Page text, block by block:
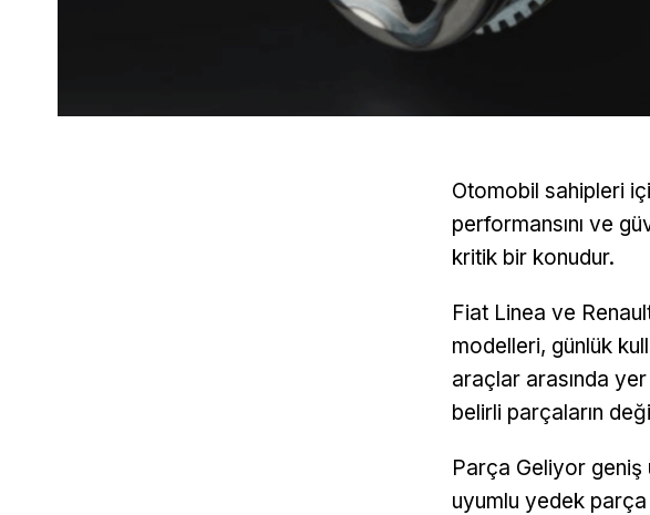
Otomobil sahipleri
performansını ve
kritik bir konudur.
Fiat Linea ve
modelleri, günlük
araçlar arasında
belirli parçaların
Parça Geliyor
uyumlu yedek